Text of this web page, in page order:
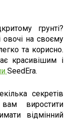
грунті?
овочі на своєму
та корисно.
красивішим і
SeedEra.
секретів
виростити
відмінний